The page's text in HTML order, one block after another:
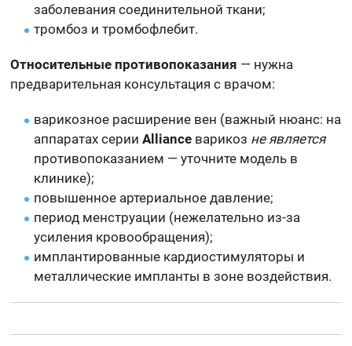
заболевания соединительной ткани;
тромбоз и тромбофлебит.
Относительные противопоказания — нужна
предварительная консультация с врачом:
варикозное расширение вен (важный нюанс: на
аппаратах серииAlliance варикоз не является
противопоказанием — уточните модель в
клинике);
повышенное артериальное давление;
период менструации (нежелательно из-за
усиления кровообращения);
имплантированные кардиостимуляторы и
металлические импланты в зоне воздействия.